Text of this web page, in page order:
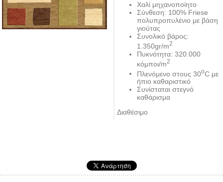
Χαλί μηχανοποίητο
Σύνθεση: 100% Friese
πολυπροπυλένιο με βάση
γιούτας
Συνολικό βάρος:
1.350gr/m2
Πυκνότητα: 320.000
κόμποι/m2
Πλενόμενο στους 30oC με
ήπιο καθαριστικό
Συνίσταται στεγνό
καθάρισμα
Διαθέσιμο